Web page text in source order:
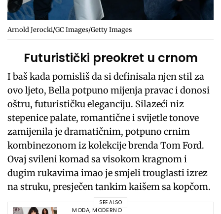
Arnold Jerocki/GC Images/Getty Images
Futuristički preokret u crnom
I baš kada pomisliš da si definisala njen stil za
ovo ljeto, Bella potpuno mijenja pravac i donosi
oštru, futurističku eleganciju. Silazeći niz
stepenice palate, romantične i svijetle tonove
zamijenila je dramatičnim, potpuno crnim
kombinezonom iz kolekcije brenda Tom Ford.
Ovaj svileni komad sa visokom kragnom i
dugim rukavima imao je smjeli trouglasti izrez
na struku, presječen tankim kaišem sa kopčom.
SEE ALSO
MODA,MODERNO